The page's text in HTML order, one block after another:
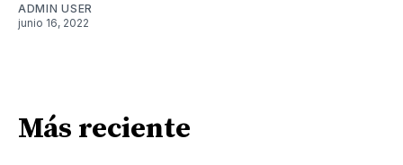
ADMIN USER
junio 16, 2022
Más reciente